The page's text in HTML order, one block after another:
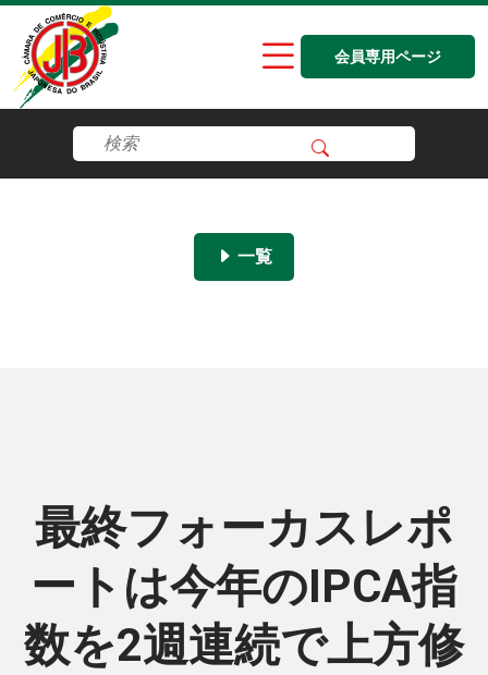
会員専用ページ
一覧
最終フォーカスレポ
ートは今年のIPCA指
数を2週連続で上方修